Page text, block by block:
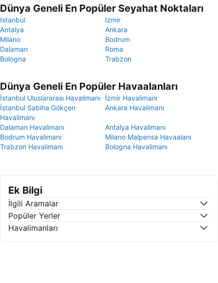
Dünya Geneli En Popüler Seyahat Noktaları
Istanbul
Izmir
Antalya
Ankara
Milano
Bodrum
Dalaman
Roma
Bologna
Trabzon
Dünya Geneli En Popüler Havaalanları
İstanbul Uluslararası Havalimanı
İzmir Havalimanı
İstanbul Sabiha Gökçen
Havalimanı
Ankara Havalimanı
Dalaman Havalimanı
Antalya Havalimanı
Bodrum Havalimanı
Milano Malpensa Havaalanı
Trabzon Havalimanı
Bologna Havalimanı
Ek Bilgi
İlgili Aramalar
Popüler Yerler
Havalimanları